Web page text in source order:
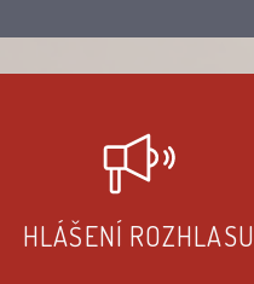
HLÁŠENÍ ROZHLASU